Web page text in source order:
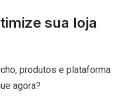
sua loja
produtos e plataforma
agora?